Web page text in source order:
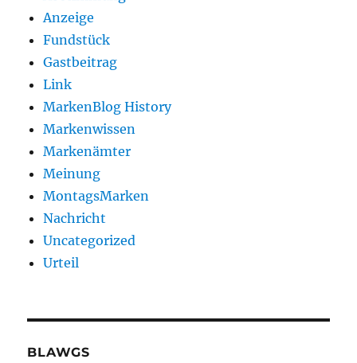
Anzeige
Fundstück
Gastbeitrag
Link
MarkenBlog History
Markenwissen
Markenämter
Meinung
MontagsMarken
Nachricht
Uncategorized
Urteil
BLAWGS